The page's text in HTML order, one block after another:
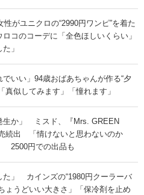
性がユニクロの“2990円ワンピ”を着た
のコーデに「全色ほしいくらい」
」
でいい」94歳おばあちゃんが作る“夕
真似してみます」「憧れます」
生か」 ミスド、『Mrs. GREEN
続出 「情けないと思わないのか
2500円での出品も
た」 カインズの“1980円クーラーバ
ょうどいい大きさ」「保冷剤を止め